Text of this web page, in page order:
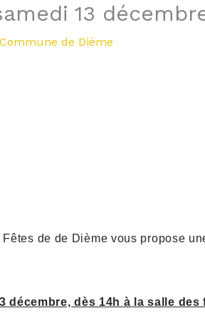
13
Commune de Dième
de de Dième vous propose
décembre, dès 14h à la salle des